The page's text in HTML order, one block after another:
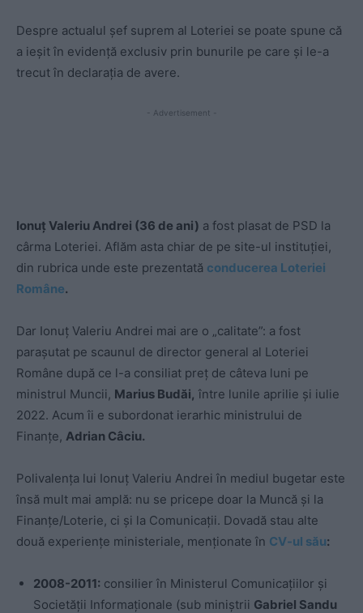
Despre actualul șef suprem al Loteriei se poate spune că
a ieșit în evidență exclusiv prin bunurile pe care și le-a
trecut în declarația de avere.
- Advertisement -
Ionuț Valeriu Andrei (36 de ani) a fost plasat de PSD la
cârma Loteriei. Aflăm asta chiar de pe site-ul instituției,
din rubrica unde este prezentată conducerea Loteriei
Române.
Dar Ionuț Valeriu Andrei mai are o „calitate”: a fost
parașutat pe scaunul de director general al Loteriei
Române după ce l-a consiliat preț de câteva luni pe
ministrul Muncii, Marius Budăi, între lunile aprilie și iulie
2022. Acum îi e subordonat ierarhic ministrului de
Finanțe, Adrian Câciu.
Polivalența lui Ionuț Valeriu Andrei în mediul bugetar este
însă mult mai amplă: nu se pricepe doar la Muncă și la
Finanțe/Loterie, ci și la Comunicații. Dovadă stau alte
două experiențe ministeriale, menționate în CV-ul său:
2008-2011: consilier în Ministerul Comunicațiilor și
Societății Informaționale (sub miniștrii Gabriel Sandu